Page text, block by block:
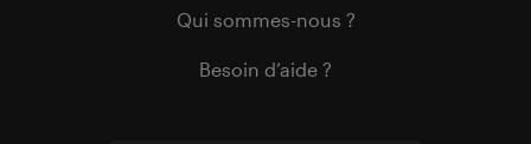
Qui sommes-nous ?
Besoin d’aide ?